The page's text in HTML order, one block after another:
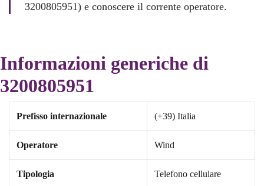
3200805951) e conoscere il corrente operatore.
Informazioni generiche di
3200805951
Prefisso internazionale (+39) Italia
Operatore Wind
Tipologia Telefono cellulare